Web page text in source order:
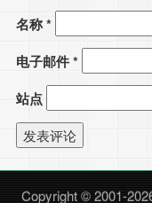
名称*
电子邮件*
站点
Copyright © 2001-